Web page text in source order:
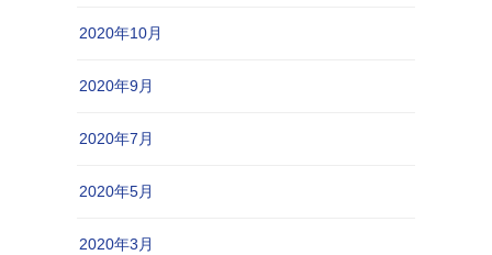
2020年10月
2020年9月
2020年7月
2020年5月
2020年3月